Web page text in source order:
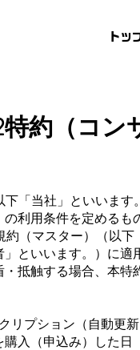
トッ
約（コン
「当社」といいま
利用条件を定めるも
約（マスター）（以
といいます。）に適
抵触する場合、本特
リプション（自動更
入（申込み）した